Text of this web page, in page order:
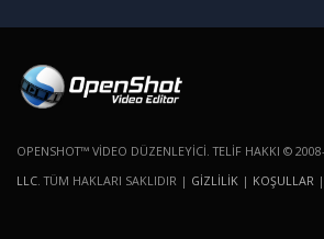
OPENSHOT™ VIDEO DÜZENLEYICI. TELIF HAKKI ©
LLC . TÜM HAKLARI SAKLIDIR | GIZLILIK | KOŞULLAR